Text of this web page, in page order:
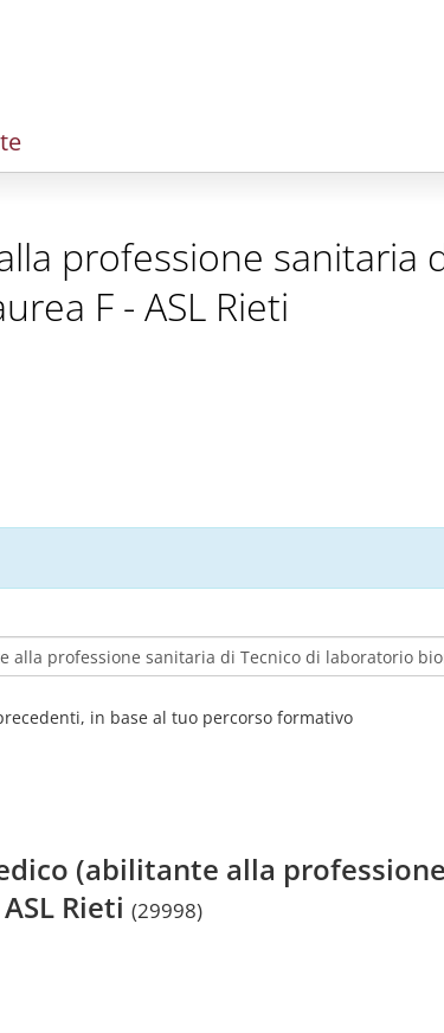
professione sanitaria
F - ASL Rieti
in base al tuo percorso formativo
(abilitante alla
Rieti (29998)